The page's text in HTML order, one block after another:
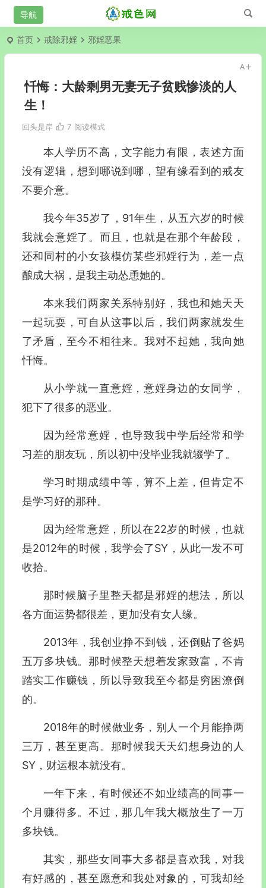
首页 戒除邪婬 邪婬恶果
忏悔：大龄剩男无妻无子贫贱惨淡的人
生！
回头是岸 7 阅读模式
本人学历不高，文字能力有限，表述方面
没有逻辑，想到哪说到哪，望有缘看到的戒友
不要介意。
我今年35岁了，91年生，从五六岁的时候
我就会意婬了。而且，也就是在那个年龄段，
还和同村的小女孩模仿某些邪婬行为，差一点
酿成大祸，是我主动怂恿她的。
本来我们两家关系特别好，我也和她天天
一起玩耍，可自从这事以后，我们两家就发生
了矛盾，至今不相往来。我对不起她，我向她
忏悔。
从小学就一直意婬，意婬身边的女同学，
犯下了很多的恶业。
因为经常意婬，也导致我中学后经常和学
习差的朋友玩，所以初中没毕业我就辍学了。
学习时期成绩中等，算不上差，但肯定不
是学习好的那种。
因为经常意婬，所以在22岁的时候，也就
是2012年的时候，我学会了SY，从此一发不可
收拾。
那时候脑子里整天都是邪婬的想法，所以
各方面运势都很差，更加没有女人缘。
2013年，我创业挣不到钱，还倒贴了爸妈
五万多块钱。那时候整天想着发家致富，不肯
踏实工作赚钱，所以导致我至今都是穷困潦倒
的。
2018年的时候做业务，别人一个月能挣两
三万，甚至更高。那时候我天天幻想身边的人
SY，财运根本就没有。
一年下来，有时候还不如业绩高的同事一
个月赚得多。不过，那几年我大概放生了一万
多块钱。
其实，那些女同事大多都是喜欢我，对我
有好感的，甚至愿意和我处对象的，可我却经